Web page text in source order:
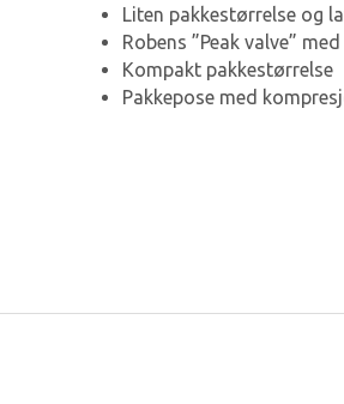
Liten pakkestørrelse og
Robens ”Peak valve”
Kompakt pakkestørrelse
Pakkepose med